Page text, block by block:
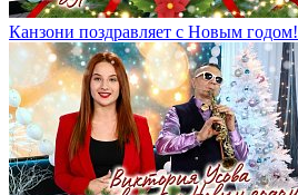
Канзони поздравляет с Новым годом!